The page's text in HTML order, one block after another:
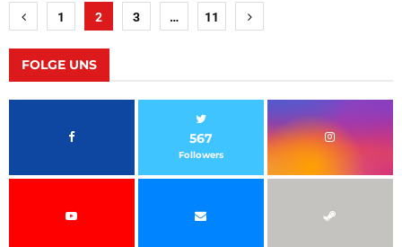
Seitennummerierung
der
Beiträge
1 2 3 … 11
FOLGE UNS
567
Followers